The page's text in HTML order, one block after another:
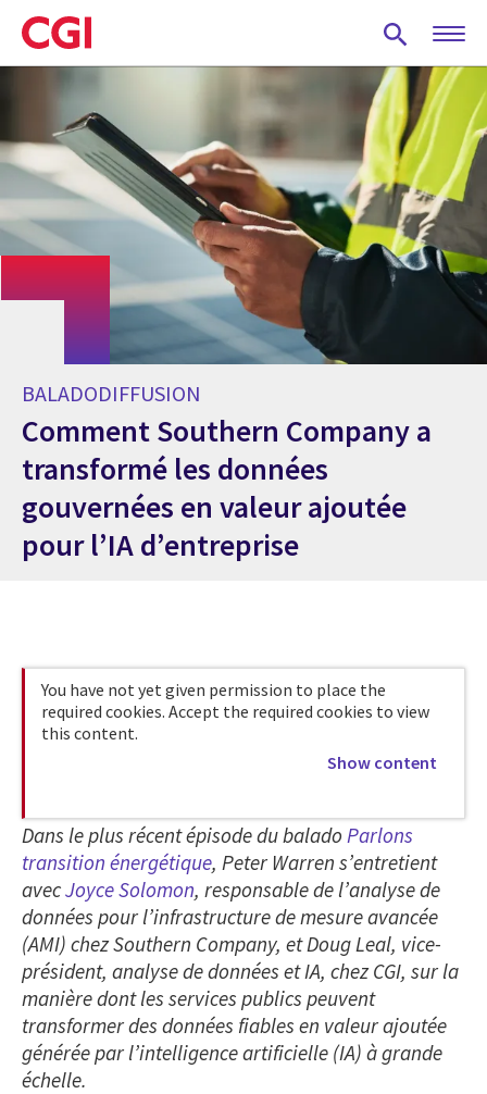
Skip
to
main
BALADODIFFUSION
Comment Southern Company a
transformé les données
gouvernées en valeur ajoutée
pour l’IA d’entreprise
You have not yet given permission to place the
required cookies. Accept the required cookies to view
this content.
Show content
Dans le plus récent épisode du balado Parlons
transition énergétique, Peter Warren s’entretient
avecJoyce Solomon, responsable de l’analyse de
données pour l’infrastructure de mesure avancée
(AMI) chez Southern Company, et Doug Leal, vice-
président, analyse de données et IA, chez CGI, sur la
manière dont les services publics peuvent
transformer des données fiables en valeur ajoutée
générée par l’intelligence artificielle (IA) à grande
échelle.